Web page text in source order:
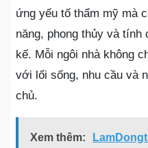
ứng yếu tố thẩm mỹ mà
năng, phong thủy và tính
kế. Mỗi ngôi nhà không
với lối sống, nhu cầu và
chủ.
Xem thêm: